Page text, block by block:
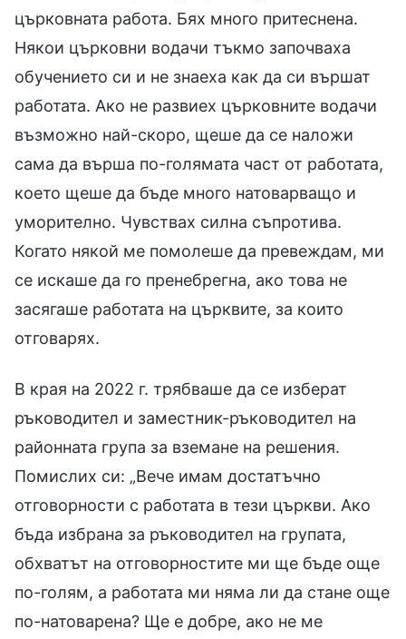
църковната работа. Бях много притеснена.
Някои църковни водачи тъкмо започваха
обучението си и не знаеха как да си вършат
работата. Ако не развиех църковните водачи
възможно най-скоро, щеше да се наложи
сама да върша по-голямата част от работата,
което щеше да бъде много натоварващо и
уморително. Чувствах силна съпротива.
Когато някой ме помолеше да превеждам, ми
се искаше да го пренебрегна, ако това не
засягаше работата на църквите, за които
отговарях.
В края на 2022 г. трябваше да се изберат
ръководител и заместник-ръководител на
районната група за вземане на решения.
Помислих си: „Вече имам достатъчно
отговорности с работата в тези църкви. Ако
бъда избрана за ръководител на групата,
обхватът на отговорностите ми ще бъде още
по-голям, а работата ми няма ли да стане още
по-натоварена? Ще е добре, ако не ме